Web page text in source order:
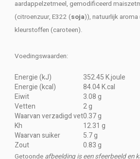
aardappelzetmeel, gemodificeerd
(citroenzuur, E322 (soja)), natuurlijk aroma
kleurstoffen (caroteen).
Voedingswaarden:
Energie (kJ)
352.45 K.joule
Energie (kcal)
84.04 K.cal
Eiwit
3.08 g
Vetten
2 g
Waarvan verzadigd vet0.37 g
Kh
12.31 g
Waarvan suiker
5.7 g
Zout
0.83 g
Getoonde afbeelding is een sfeerbeeld en